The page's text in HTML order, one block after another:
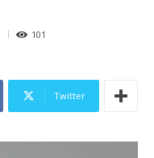
101
Twitter